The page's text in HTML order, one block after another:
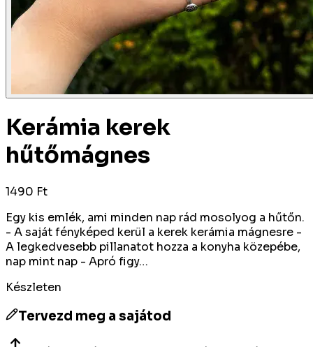
Kerámia kerek
hűtőmágnes
1490 Ft
Egy kis emlék, ami minden nap rád mosolyog a hűtőn.
- A saját fényképed kerül a kerek kerámia mágnesre -
A legkedvesebb pillanatot hozza a konyha közepébe,
nap mint nap - Apró figy…
Készleten
Tervezd meg a sajátod